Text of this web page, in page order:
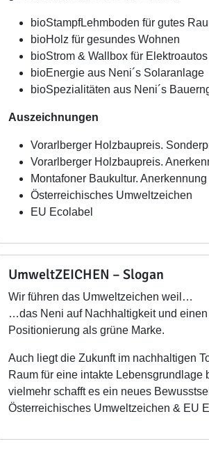
bioStampfLehmboden für gutes
bioHolz für gesundes Wohnen
bioStrom & Wallbox für Elektroautos
bioEnergie aus Neni´s Solaranlage
bioSpezialitäten aus Neni´s
Auszeichnungen
Vorarlberger Holzbaupreis.
Vorarlberger Holzbaupreis.
Montafoner Baukultur. Anerkennung
Österreichisches Umweltzeichen
EU Ecolabel
UmweltZEICHEN – Slogan
Wir führen das Umweltzeichen weil…
…das Neni auf Nachhaltigkeit und
Positionierung als grüne Marke.
Auch liegt die Zukunft im nachhaltigen
Raum für eine intakte
vielmehr schafft es ein neues
Österreichisches Umweltzeichen & EU